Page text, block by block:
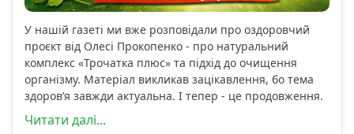
У нашій газеті ми вже розповідали про оздоровчий
проєкт від Олесі Прокопенко - про натуральний
комплекс «Трочатка плюс» та підхід до очищення
організму. Матеріал викликав зацікавлення, бо тема
здоров’я завжди актуальна. І тепер - це продовження.
Читати далі...